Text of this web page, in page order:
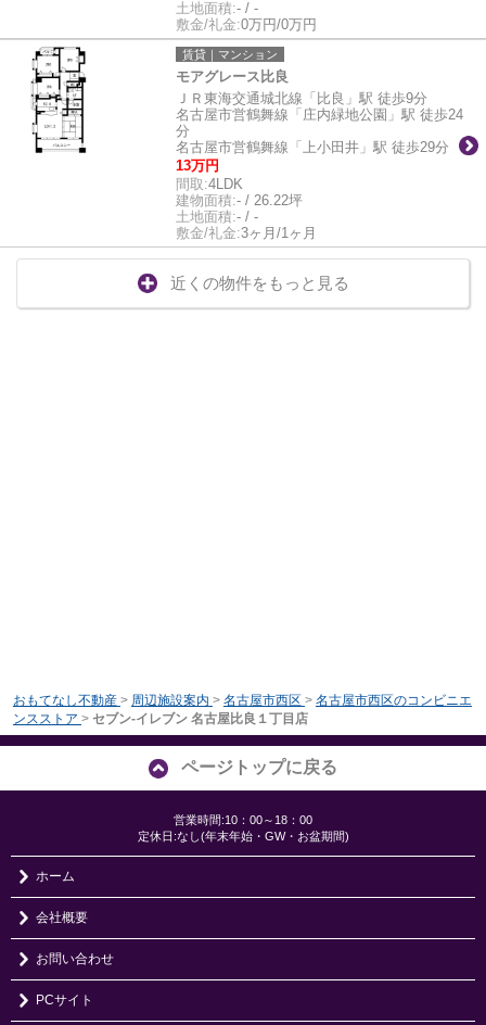
土地面積:- / -
敷金/礼金:0万円/0万円
賃貸｜マンション
モアグレース比良
ＪＲ東海交通城北線「比良」駅 徒歩9分
名古屋市営鶴舞線「庄内緑地公園」駅 徒歩24
分
名古屋市営鶴舞線「上小田井」駅 徒歩29分
13万円
間取:4LDK
建物面積:- / 26.22坪
土地面積:- / -
敷金/礼金:3ヶ月/1ヶ月
近くの物件をもっと見る
おもてなし不動産 > 周辺施設案内 > 名古屋市西区 > 名古屋市西区のコンビニエ
ンスストア > セブン‐イレブン 名古屋比良１丁目店
ページトップに戻る
営業時間:10：00～18：00
定休日:なし(年末年始・GW・お盆期間)
ホーム
会社概要
お問い合わせ
PCサイト